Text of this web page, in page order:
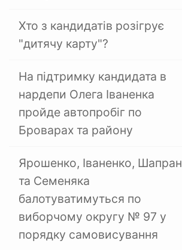
Хто з кандидатів розігрує
"дитячу карту"?
На підтримку кандидата в
нардепи Олега Іваненка
пройде автопробіг по
Броварах та району
Ярошенко, Іваненко, Шапран
та Семеняка
балотуватимуться по
виборчому округу № 97 у
порядку самовисування